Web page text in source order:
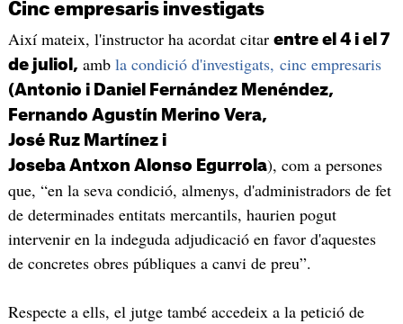
Cinc empresaris investigats
Així mateix, l'instructor ha acordat citar entre el 4 i el 7
de juliol, ambla condició d'investigats, cinc empresaris
(Antonio i Daniel Fernández Menéndez,
Fernando Agustín Merino Vera,
José Ruz Martínez i
Joseba Antxon Alonso Egurrola), com a persones
que, “en la seva condició, almenys, d'administradors de fet
de determinades entitats mercantils, haurien pogut
intervenir en la indeguda adjudicació en favor d'aquestes
de concretes obres públiques a canvi de preu”.
Respecte a ells, el jutge també accedeix a la petició de